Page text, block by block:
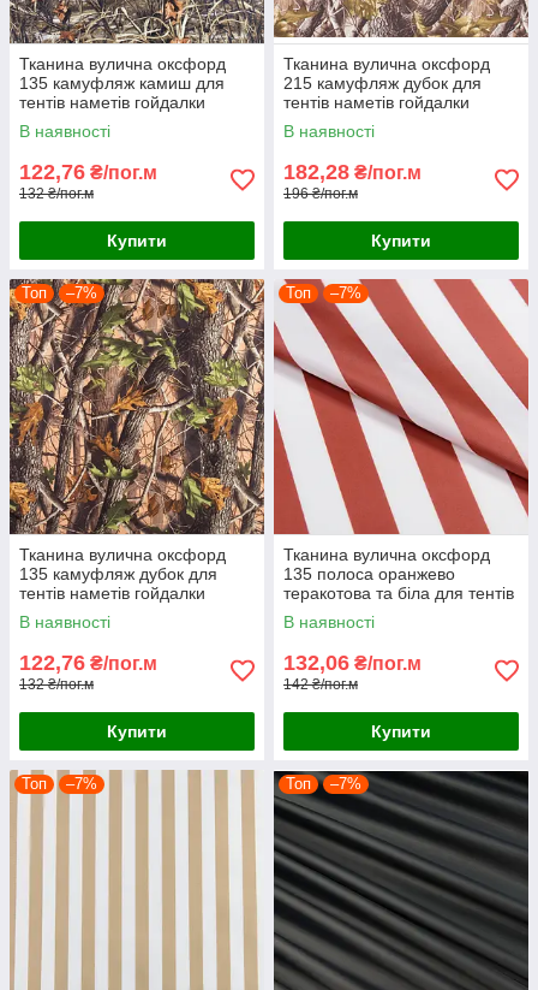
Тканина вулична оксфорд
135 камуфляж камиш для
тентів наметів гойдалки
маркиз парасольок
В наявності
122,76 ₴/пог.м
132 ₴/пог.м
Купити
Тканина вулична оксфорд
215 камуфляж дубок для
тентів наметів гойдалки
маркиз парасольок
В наявності
182,28 ₴/пог.м
196 ₴/пог.м
Купити
Топ –7%
Тканина вулична оксфорд
135 камуфляж дубок для
тентів наметів гойдалки
маркиз парасольок
В наявності
122,76 ₴/пог.м
132 ₴/пог.м
Купити
Топ –7%
Тканина вулична оксфорд
135 полоса оранжево
теракотова та біла для тентів
наметів гойдалки маркиз
парасольок
В наявності
132,06 ₴/пог.м
142 ₴/пог.м
Купити
Топ –7% Топ –7%